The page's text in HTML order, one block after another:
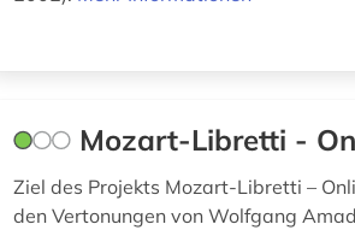
Mozart-Libretti -
Ziel des Projekts Mozart-Libretti –
den Vertonungen von Wolfgang